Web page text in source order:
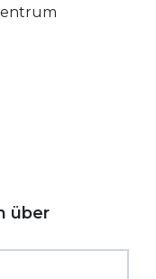
über